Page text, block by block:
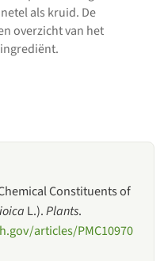
als kruid. De
overzicht van het
Constituents of
L.).Plants.
articles/PMC10970